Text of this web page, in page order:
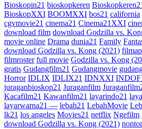
Bioskopin21 bioskopkeren
BioskopXXI BOOMXXI bos21 california
cgvmovie21 cinema21 Cinema21XXI
download film download Godzilla vs.
movie online Drama dunia21 Family
download Godzilla vs. Kong (2021)
filmroster full movie Godzilla vs. Kong
gratis Gudangfilm21 Gudangmovie
Horror IDLIX IDLIX21 IDNXXI
juraganbioskop21 Juraganfilm
Kacafilm21 Kawanfilm21 layarindo21
layarwarna21 — lebah21 LebahMovie
lk21 los angeles Movies21 netflix Ngefilm
download Godzilla vs. Kong (2021)